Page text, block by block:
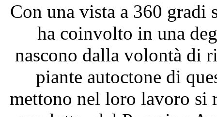
Con una vista a 360
ha coinvolto in una
nascono dalla volontà di
piante autoctone di
mettono nel loro lavoro si